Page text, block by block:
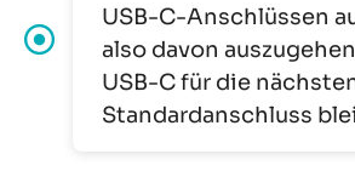
USB-C-Anschlüssen
also davon
USB-C für die
Standardanschluss